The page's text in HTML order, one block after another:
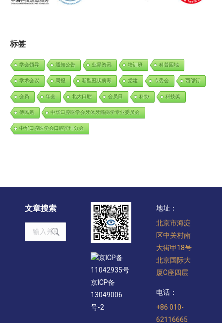
标签
学会领导 通知公告 业界资讯 培训班 科普园地
学术会议 周报 新型冠状病毒 党建 专委会 西部行
会员 年会 北大口腔 会员日 科协 科技奖
傅民魁 中华口腔医学会牙体牙髓病学专业委员会
中华口腔医学会口腔护理分会
文章搜索
Search:
京ICP备
11042935号
京ICP备
13049006
号-2
地址：
北京市海淀
区中关村南
大街甲18号
北京国际大
厦C座四层
电话：
+86 010-
62116665